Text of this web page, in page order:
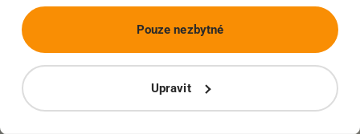
Upravit
Pouze nezbytné